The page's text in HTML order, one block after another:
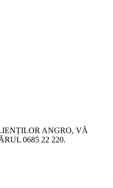
ANGRO, VĂ
0685 22 220.